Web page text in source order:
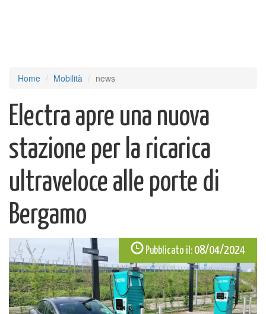
Home Mobilità news
Electra apre una nuova
stazione per la ricarica
ultraveloce alle porte di
Bergamo
Pubblicato il: 08/04/2024